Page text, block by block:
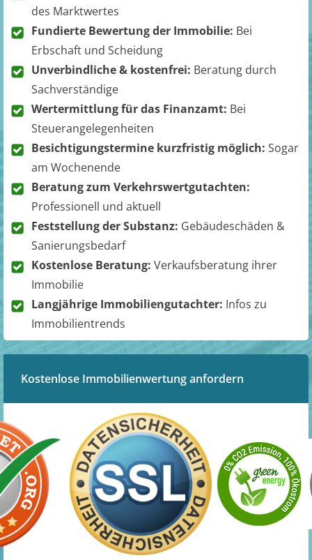
des Marktwertes
Fundierte Bewertung der Immobilie: Bei
Erbschaft und Scheidung
Unverbindliche & kostenfrei: Beratung durch
Sachverständige
Wertermittlung für das Finanzamt: Bei
Steuerangelegenheiten
Besichtigungstermine kurzfristig möglich: Sogar
am Wochenende
Beratung zum Verkehrswertgutachten:
Professionell und aktuell
Feststellung der Substanz: Gebäudeschäden &
Sanierungsbedarf
Kostenlose Beratung: Verkaufsberatung ihrer
Immobilie
Langjährige Immobiliengutachter: Infos zu
Immobilientrends
Kostenlose Immobilienwertung anfordern